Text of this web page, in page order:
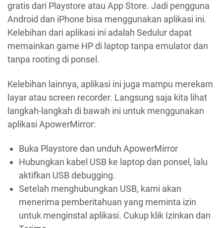
gratis dari Playstore atau App Store. Jadi pengguna
Android dan iPhone bisa menggunakan aplikasi ini.
Kelebihan dari aplikasi ini adalah Sedulur dapat
memainkan game HP di laptop tanpa emulator dan
tanpa rooting di ponsel.
Kelebihan lainnya, aplikasi ini juga mampu merekam
layar atau screen recorder. Langsung saja kita lihat
langkah-langkah di bawah ini untuk menggunakan
aplikasi ApowerMirror:
Buka Playstore dan unduh ApowerMirror
Hubungkan kabel USB ke laptop dan ponsel, lalu
aktifkan USB debugging.
Setelah menghubungkan USB, kami akan
menerima pemberitahuan yang meminta izin
untuk menginstal aplikasi. Cukup klik Izinkan dan